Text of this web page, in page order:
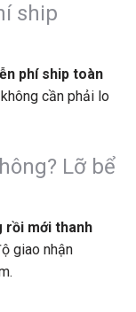
ship
phí ship toàn
cần phải lo
Lỡ bể
rồi mới thanh
giao nhận